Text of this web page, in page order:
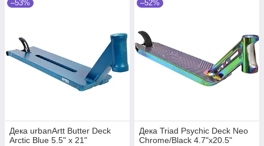
–53%
Дека urbanArtt Butter Deck
Arctic Blue 5.5" x 21"
–52%
Дека Triad Psychic Deck Neo
Chrome/Black 4.7"x20.5"